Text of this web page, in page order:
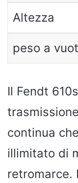
Altezza
peso a
Il Fendt
continua
illimitato di
retromarce.